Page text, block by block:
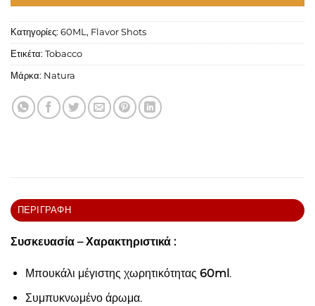
Κατηγορίες: 60ML , Flavor Shots
Ετικέτα: Tobacco
Μάρκα: Natura
ΠΕΡΙΓΡΑΦΉ
Συσκευασία – Χαρακτηριστικά :
Μπουκάλι μέγιστης χωρητικότητας 60ml .
Συμπυκνωμένο άρωμα.